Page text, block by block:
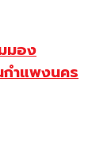
มอง
กำแพงนคร